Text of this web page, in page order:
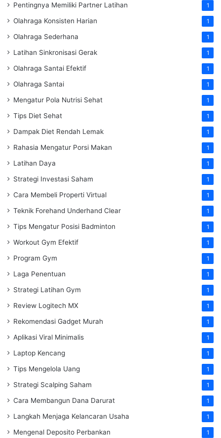
Pentingnya Memiliki Partner Latihan 1
Olahraga Konsisten Harian 1
Olahraga Sederhana 1
Latihan Sinkronisasi Gerak 1
Olahraga Santai Efektif 1
Olahraga Santai 1
Mengatur Pola Nutrisi Sehat 1
Tips Diet Sehat 1
Dampak Diet Rendah Lemak 1
Rahasia Mengatur Porsi Makan 1
Latihan Daya 1
Strategi Investasi Saham 1
Cara Membeli Properti Virtual 1
Teknik Forehand Underhand Clear 1
Tips Mengatur Posisi Badminton 1
Workout Gym Efektif 1
Program Gym 1
Laga Penentuan 1
Strategi Latihan Gym 1
Review Logitech MX 1
Rekomendasi Gadget Murah 1
Aplikasi Viral Minimalis 1
Laptop Kencang 1
Tips Mengelola Uang 1
Strategi Scalping Saham 1
Cara Membangun Dana Darurat 1
Langkah Menjaga Kelancaran Usaha 1
Mengenal Deposito Perbankan 1